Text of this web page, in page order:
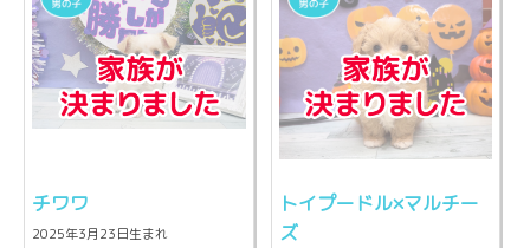
チワワ
2025年3月23日生まれ
トイプードル×マルチー
ズ